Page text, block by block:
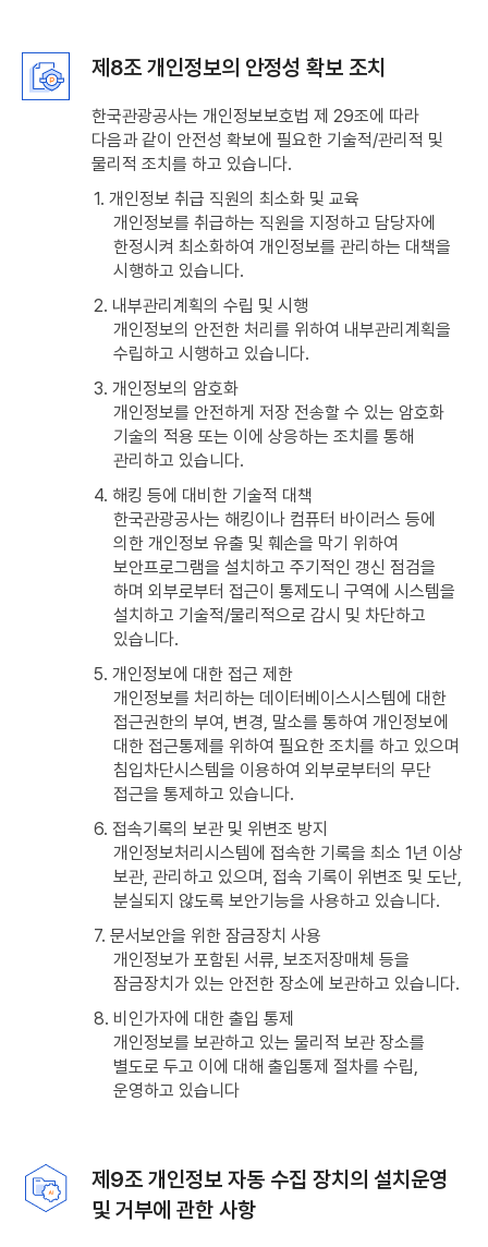
제8조 개인정보의 안정성 확보 조치
한국관광공사는 개인정보보호법 제 29조에 따라
다음과 같이 안전성 확보에 필요한 기술적/관리적 및
물리적 조치를 하고 있습니다.
1. 개인정보 취급 직원의 최소화 및 교육
개인정보를 취급하는 직원을 지정하고 담당자에
한정시켜 최소화하여 개인정보를 관리하는 대책을
시행하고 있습니다.
2. 내부관리계획의 수립 및 시행
개인정보의 안전한 처리를 위하여 내부관리계획을
수립하고 시행하고 있습니다.
3. 개인정보의 암호화
개인정보를 안전하게 저장 전송할 수 있는 암호화
기술의 적용 또는 이에 상응하는 조치를 통해
관리하고 있습니다.
4. 해킹 등에 대비한 기술적 대책
한국관광공사는 해킹이나 컴퓨터 바이러스 등에
의한 개인정보 유출 및 훼손을 막기 위하여
보안프로그램을 설치하고 주기적인 갱신 점검을
하며 외부로부터 접근이 통제도니 구역에 시스템을
설치하고 기술적/물리적으로 감시 및 차단하고
있습니다.
5. 개인정보에 대한 접근 제한
개인정보를 처리하는 데이터베이스시스템에 대한
접근권한의 부여, 변경, 말소를 통하여 개인정보에
대한 접근통제를 위하여 필요한 조치를 하고 있으며
침입차단시스템을 이용하여 외부로부터의 무단
접근을 통제하고 있습니다.
6. 접속기록의 보관 및 위변조 방지
개인정보처리시스템에 접속한 기록을 최소 1년 이상
보관, 관리하고 있으며, 접속 기록이 위변조 및 도난,
분실되지 않도록 보안기능을 사용하고 있습니다.
7. 문서보안을 위한 잠금장치 사용
개인정보가 포함된 서류, 보조저장매체 등을
잠금장치가 있는 안전한 장소에 보관하고 있습니다.
8. 비인가자에 대한 출입 통제
개인정보를 보관하고 있는 물리적 보관 장소를
별도로 두고 이에 대해 출입통제 절차를 수립,
운영하고 있습니다
제9조 개인정보 자동 수집 장치의 설치운영
및 거부에 관한 사항